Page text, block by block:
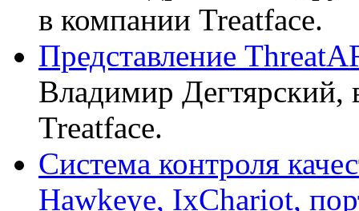
в компании Treatface.
Представление
Владимир
Treatface.
Система контроля
Hawkeye, IxChariot,